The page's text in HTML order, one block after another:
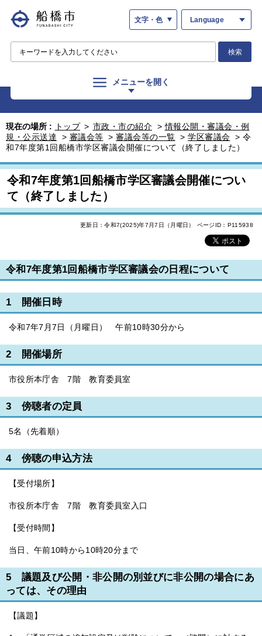
文字・色 Language
検索
メニューを開く
現在の場所 : トップ > 市政・市の紹介 >情報公開・審議会・例
規・公示送達
> 審議会等 > 審議会等の一覧 > 学区審議会 > 令
和7年度第1回船橋市学区審議会開催について（終了しました）
令和7年度第1回船橋市学区審議会開催につい
て（終了しました）
更新日：令和7(2025)年7月7日（月曜日） ページID：P115938
令和7年度第1回船橋市学区審議会の日程について
1 開催日時
令和7年7月7日（月曜日） 午前10時30分から
2 開催場所
市役所本庁舎 7階 教育委員室
3 傍聴者の定員
5名（先着順）
4 傍聴の申込方法
【受付場所】
市役所本庁舎 7階 教育委員室入口
【受付時間】
当日、午前10時から10時20分まで
5 議題及び公開・非公開の別並びに非公開の場合にあ
っては、その理由
【議題】